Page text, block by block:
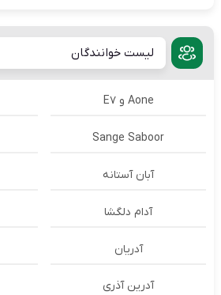
لیست خوانندگان
Aone و E7
Sange Saboor
آبان آستانه
آدام دلگشا
آدریان
آدرین آذری